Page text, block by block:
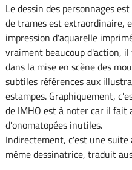
Le dessin des personnages
de trames est extraordinaire,
impression d'aquarelle
vraiment beaucoup d'action,
dans la mise en scène des
subtiles références aux
estampes. Graphiquement,
de IMHO est à noter car il
d'onomatopées inutiles.
Indirectement, c'est une suite
même dessinatrice, traduit